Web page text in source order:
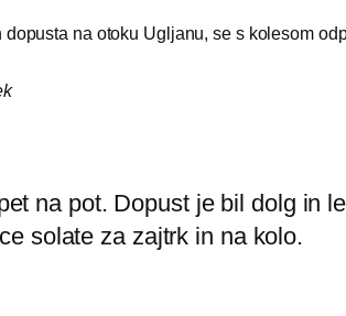
dopusta na otoku Ugljanu, se s kolesom
na pot. Dopust je bil dolg in
solate za zajtrk in na kolo.